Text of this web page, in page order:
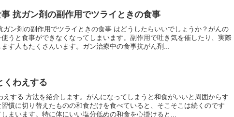
抗ガン剤の副作用でツライときの食事
ガン剤の副作用でツライときの食事 はどうしたらいいでしょうか？がんの
うと食事ができなくなってしまいます。副作用で吐き気を催したり、実際
す人もたくさんいます。ガン治療中の食事抗がん剤...
くわえする
えする 方法を紹介します。がんになってしまうと和食がいいと周囲からす
慣に切り替えたものの和食だけを食べていると、そこそこは続くのです
まいます。特に体にいい塩分低めの和食を心掛けると...